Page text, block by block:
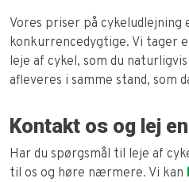
Vores priser på cykeludlejning
konkurrencedygtige. Vi tager
leje af cykel, som du
afleveres i samme stand, som
Kontakt os og lej
Har du spørgsmål til leje af
til os og høre nærmere. Vi kan